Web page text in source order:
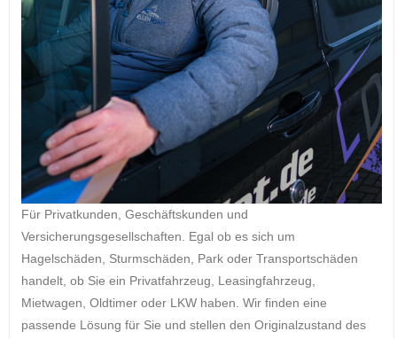
Für Privatkunden, Geschäftskunden und
Versicherungsgesellschaften. Egal ob es sich um
Hagelschäden, Sturmschäden, Park oder Transportschäden
handelt, ob Sie ein Privatfahrzeug, Leasingfahrzeug,
Mietwagen, Oldtimer oder LKW haben. Wir finden eine
passende Lösung für Sie und stellen den Originalzustand des